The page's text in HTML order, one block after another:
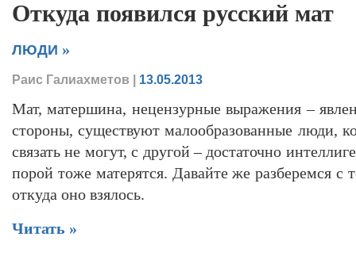
Откуда появился русский мат
ЛЮДИ »
Раис Галиахметов | 13.05.2013
Мат, матершина, нецензурные выражения –
стороны, существуют малообразованные люди,
связать не могут, с другой – достаточно
порой тоже матерятся. Давайте же разберемся с
откуда оно взялось.
Читать »